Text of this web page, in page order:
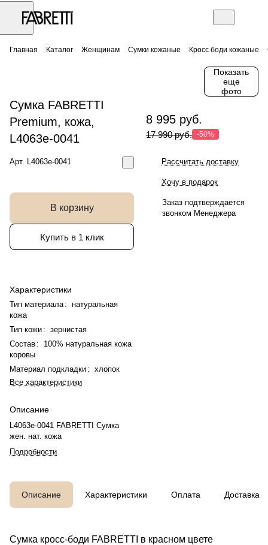
Главная Каталог Женщинам Сумки кожаные Кросс боди кожаные
Показать
еще
фото
Сумка FABRETTI
Premium, кожа,
L4063e-0041
Арт. L4063e-0041
В корзину
Купить в 1 клик
Характеристики
Тип материала : натуральная
кожа
Тип кожи : зернистая
Состав :
100% натуральная кожа
коровы
Материал подкладки : хлопок
Все характеристики
Описание
L4063e-0041 FABRETTI Сумка
жен. нат. кожа
Подробности
8 995 руб.
17 990 руб. -50%
Рассчитать доставку
Хочу в подарок
Заказ подтверждается
звонком Менеджера
Описание Характеристики Оплата Доставка
Сумка кросс-боди FABRETTI в красном цвете